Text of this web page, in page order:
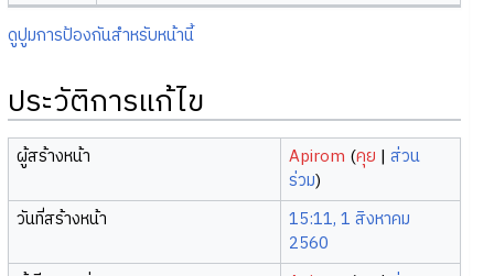
ดูปูมการป้องกันสำหรับหน้านี้
ประวัติการแก้ไข
ผู้สร้างหน้า Apirom (คุย |ส่วน
ร่วม)
วันที่สร้างหน้า
15:11, 1 สิงหาคม
2560